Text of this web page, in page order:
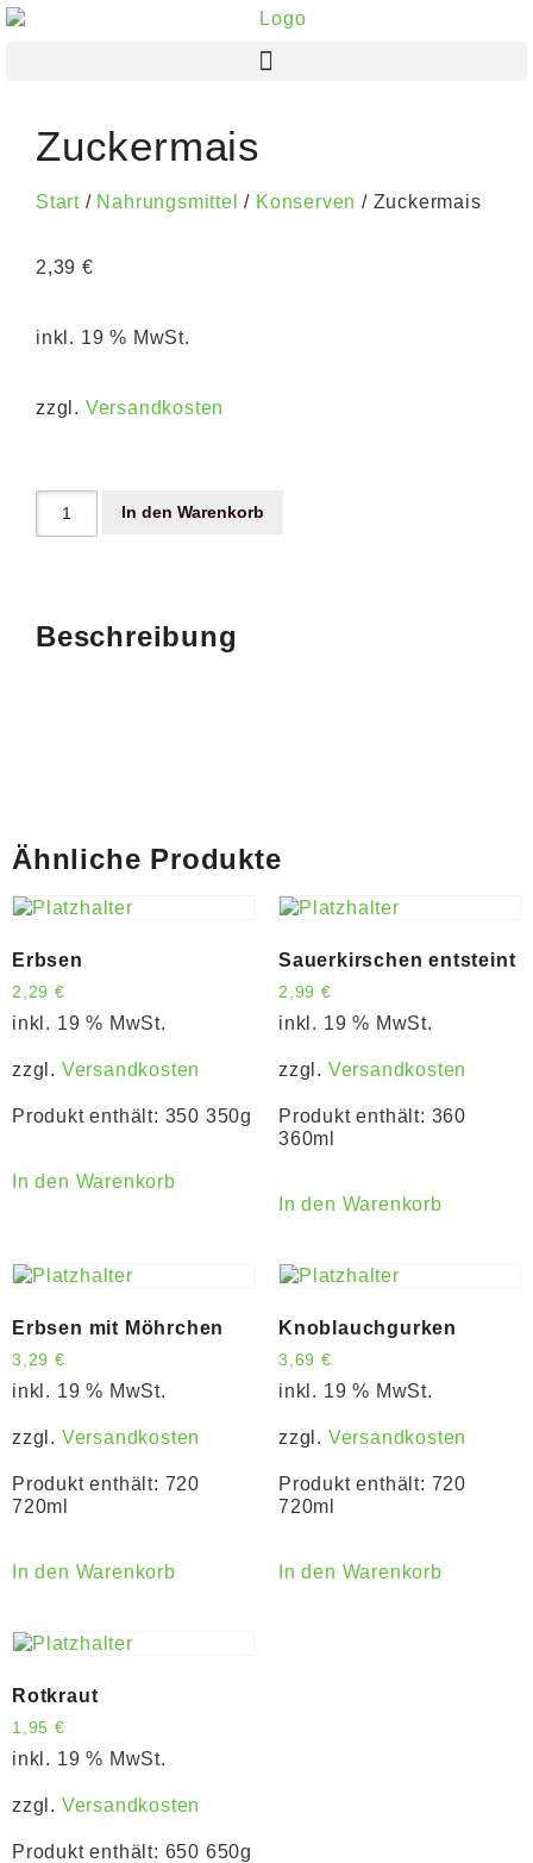
Zuckermais
Start / Nahrungsmittel / Konserven / Zuckermais
2,39 €
inkl. 19 % MwSt.
zzgl. Versandkosten
In den Warenkorb
Beschreibung
Ähnliche Produkte
Erbsen
2,29 €
inkl. 19 % MwSt.
zzgl. Versandkosten
Produkt enthält: 350 350g
In den Warenkorb
Sauerkirschen entsteint
2,99 €
inkl. 19 % MwSt.
zzgl. Versandkosten
Produkt enthält: 360
360ml
In den Warenkorb
Erbsen mit Möhrchen
3,29 €
inkl. 19 % MwSt.
zzgl. Versandkosten
Produkt enthält: 720
720ml
In den Warenkorb
Knoblauchgurken
3,69 €
inkl. 19 % MwSt.
zzgl. Versandkosten
Produkt enthält: 720
720ml
In den Warenkorb
Rotkraut
1,95 €
inkl. 19 % MwSt.
zzgl. Versandkosten
Produkt enthält: 650 650g